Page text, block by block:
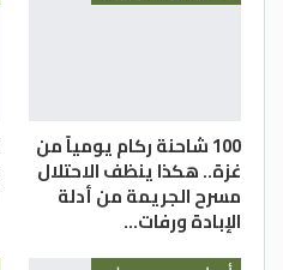
100 شاحنة ركام يومياً من
غزة.. هكذا ينظف الاحتلال
مسرح الجريمة من أدلة
الإبادة ورفات…